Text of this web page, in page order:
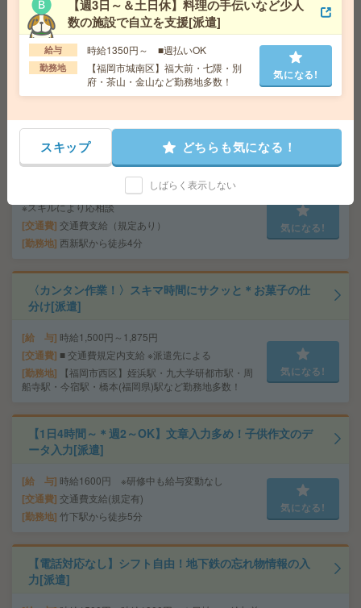
ンジャー[派遣]
給 与 時給1100円～
交通費 交通費規定内支給
【福岡市城南区】福大前・七隈・別府・茶
山・金山など勤務地多数！
気になる!
【官公庁】給付金の申請情報のもくもく入力＜週3～＞[派
遣]
時給1500～1650円 ※日払いOK(規定あり)
※スキルにより応相談
交通費 交通費支給（規定あり）
勤務地 西新駅から徒歩4分
気になる!
〈カンタン作業！〉スキマ時間にサクッと＊お菓子の仕
分け[派遣]
給 与 時給1,500円～1,875円
交通費 ■ 交通費規定内支給 ※派遣先による
勤務地
【福岡市西区】姪浜駅・九大学研都市駅・周
船寺駅・今宿駅・橋本(福岡県)駅など勤務地多数！
気になる!
【1日4時間～＊週2～OK】文章入力多め！子供作文のデ
ータ入力[派遣]
給 与 時給1600円 ※研修中も給与変動なし
交通費 交通費支給(規定有)
勤務地 竹下駅から徒歩5分
気になる!
【電話対応なし】シフト自由！地下鉄の忘れ物情報の入
力[派遣]
【週3日～＆土日休】料理の手伝いなど少人
数の施設で自立を支援[派遣]
給与 時給1350円～ ■週払いOK
勤務地
【福岡市城南区】福大前・七隈・別
府・茶山・金山など勤務地多数！
気になる!
スキップ どちらも気になる！
しばらく表示しない